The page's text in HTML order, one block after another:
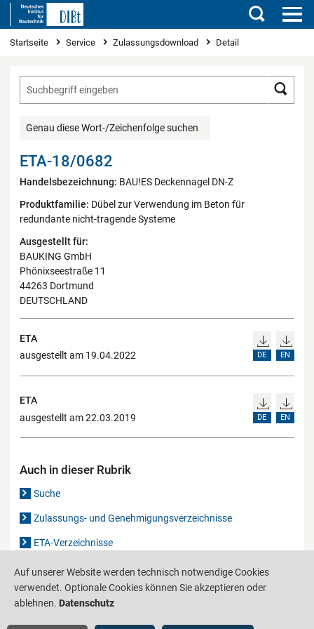
Suchen
Sie sind hier
Startseite Service Zulassungsdownload Detail
Genau diese Wort-/Zeichenfolge suchen
ETA-18/0682
Handelsbezeichnung: BAU!ES Deckennagel DN-Z
Produktfamilie: Dübel zur Verwendung im Beton für
redundante nicht-tragende Systeme
Ausgestellt für:
BAUKING GmbH
Phönixseestraße 11
44263 Dortmund
DEUTSCHLAND
ETA
ausgestellt am 19.04.2022
DE EN
ETA
ausgestellt am 22.03.2019
DE EN
Auch in dieser Rubrik
Suche
Zulassungs- und Genehmigungsverzeichnisse
ETA-Verzeichnisse
Gutachten-Verzeichnis
Auf unserer Website werden technisch notwendige Cookies
verwendet. Optionale Cookies können Sie akzeptieren oder
ablehnen. Datenschutz